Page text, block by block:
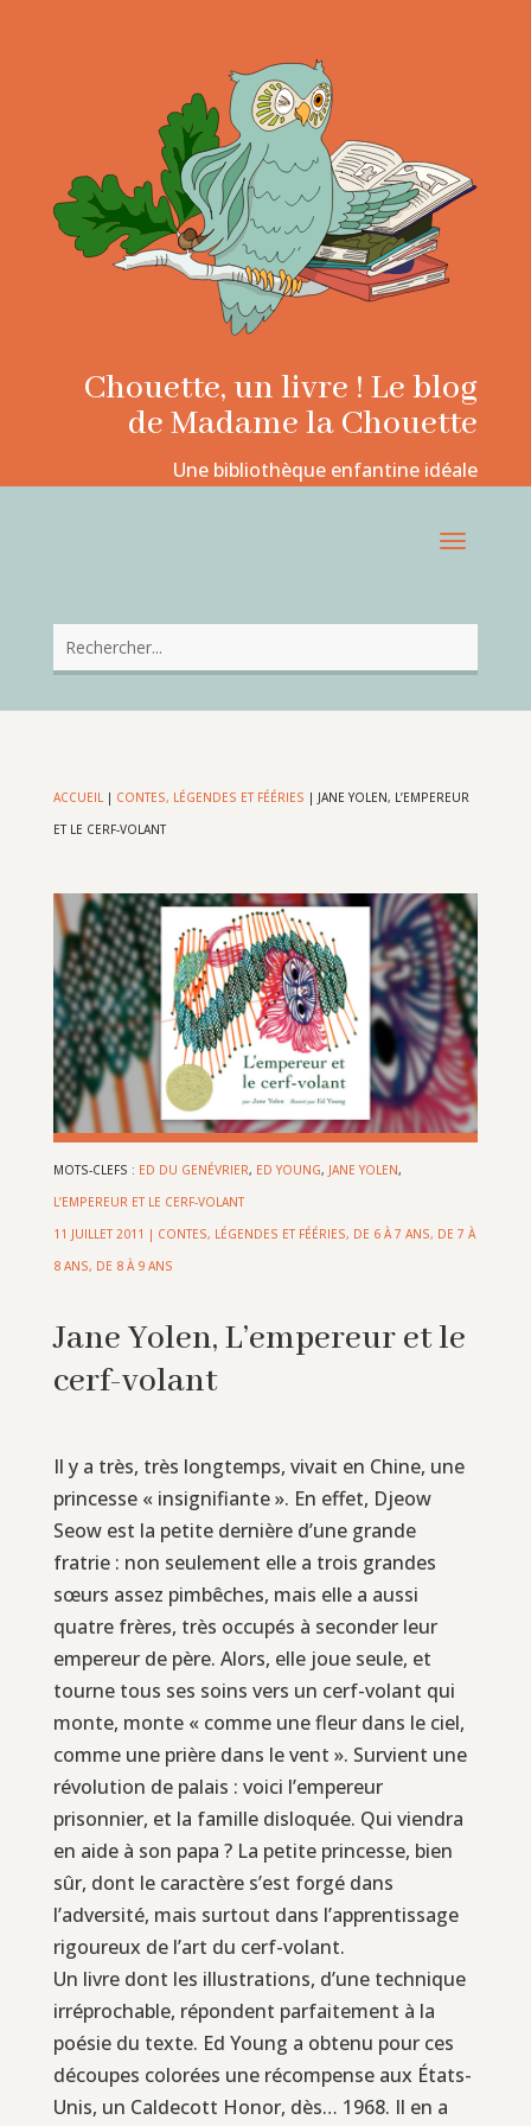
Chouette, un livre ! Le blog
de Madame la Chouette
Une bibliothèque enfantine idéale
ACCUEIL| CONTES, LÉGENDES ET FÉÉRIES | JANE YOLEN, L’EMPEREUR
ET LE CERF-VOLANT
MOTS-CLEFS : ED DU GENÉVRIER, ED YOUNG, JANE YOLEN,
L’EMPEREUR ET LE CERF-VOLANT
11 JUILLET 2011 | CONTES, LÉGENDES ET FÉÉRIES, DE 6 À 7 ANS, DE 7 À
8 ANS, DE 8 À 9 ANS
Jane Yolen, L’empereur et le
cerf-volant
Il y a très, très longtemps, vivait en Chine, une
princesse « insignifiante ». En effet, Djeow
Seow est la petite dernière d’une grande
fratrie : non seulement elle a trois grandes
sœurs assez pimbêches, mais elle a aussi
quatre frères, très occupés à seconder leur
empereur de père. Alors, elle joue seule, et
tourne tous ses soins vers un cerf-volant qui
monte, monte « comme une fleur dans le ciel,
comme une prière dans le vent ». Survient une
révolution de palais : voici l’empereur
prisonnier, et la famille disloquée. Qui viendra
en aide à son papa ? La petite princesse, bien
sûr, dont le caractère s’est forgé dans
l’adversité, mais surtout dans l’apprentissage
rigoureux de l’art du cerf-volant.
Un livre dont les illustrations, d’une technique
irréprochable, répondent parfaitement à la
poésie du texte. Ed Young a obtenu pour ces
découpes colorées une récompense aux États-
Unis, un Caldecott Honor, dès… 1968. Il en a